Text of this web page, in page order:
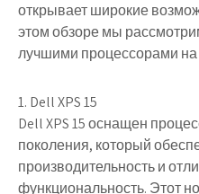
открывает широкие
этом обзоре мы
лучшими процессорами на
1. Dell XPS 15
Dell XPS 15 оснащен
поколения, который
производительность и
функциональность. Этот